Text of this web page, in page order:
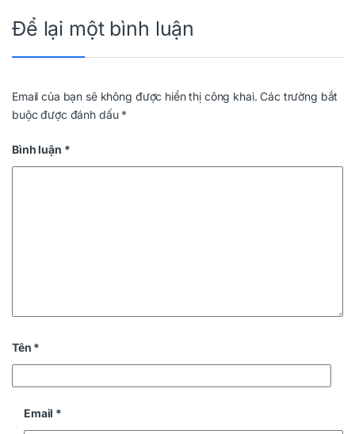
Để lại một bình luận
Email của bạn sẽ không được hiển thị công khai. Các trường bắt
buộc được đánh dấu *
Bình luận *
Tên *
Email *